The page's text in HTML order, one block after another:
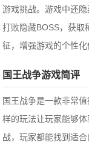
游戏挑战。游戏中还
打败隐藏BOSS，获取
征，增强游戏的个性化
国王战争游戏简评
国王战争是一款非常
样的玩法让玩家能够
战，玩家都能找到适